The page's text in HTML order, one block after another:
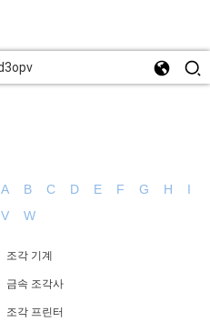
A B C D E F G H
I
V W
조각 기계
금속 조각사
조각 프린터